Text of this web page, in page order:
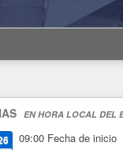
EN HORA LOCAL DEL
09:00 Fecha de inicio